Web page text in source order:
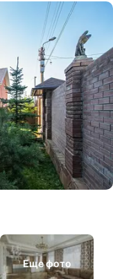
Еще фото